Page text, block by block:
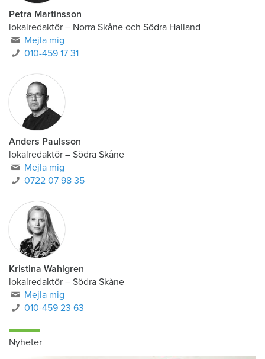
Petra Martinsson
lokalredaktör – Norra Skåne och Södra Halland
Mejla mig
010-459 17 31
Anders Paulsson
lokalredaktör – Södra Skåne
Mejla mig
0722 07 98 35
Kristina Wahlgren
lokalredaktör – Södra Skåne
Mejla mig
010-459 23 63
Nyheter